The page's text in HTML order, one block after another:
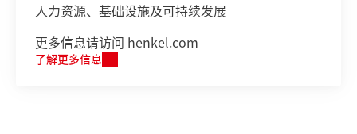
人力资源、基础设施及可持续发展
更多信息请访问 henkel.com
了解更多信息